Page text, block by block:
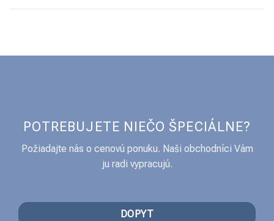
POTREBUJETE NIEČO ŠPECIÁLNE?
Požiadajte nás o cenovú ponuku. Naši obchodníci Vám
ju radi vypracujú.
DOPYT